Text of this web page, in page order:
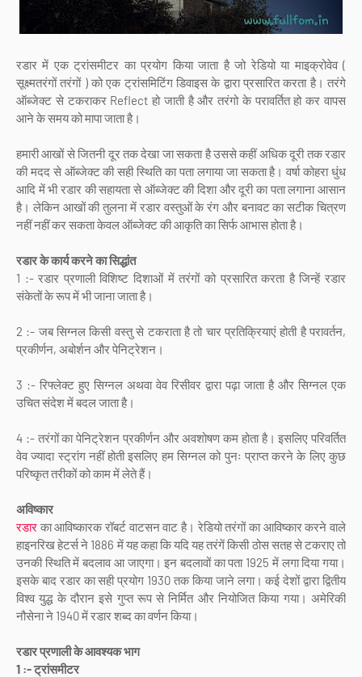
रडार में एक ट्रांसमीटर का प्रयोग किया जाता है जो रेडियो या माइक्रोवेव (
सूक्ष्मतरंगों तरंगों ) को एक ट्रांसमिटिंग डिवाइस के द्वारा प्रसारित करता है। तरंगे
ऑब्जेक्ट से टकराकर Reflect हो जाती है और तरंगो के परावर्तित हो कर वापस
आने के समय को मापा जाता है।
हमारी आखों से जितनी दूर तक देखा जा सकता है उससे कहीं अधिक दूरी तक रडार
की मदद से ऑब्जेक्ट की सही स्थिति का पता लगाया जा सकता है। वर्षा कोहरा धुंध
आदि में भी रडार की सहायता से ऑब्जेक्ट की दिशा और दूरी का पता लगाना आसान
है। लेकिन आखों की तुलना में रडार वस्तुओं के रंग और बनावट का सटीक चित्रण
नहीं नहीं कर सकता केवल ऑब्जेक्ट की आकृति का सिर्फ आभास होता है।
रडार के कार्य करने का सिद्धांत
1 :- रडार प्रणाली विशिष्ट दिशाओं में तरंगों को प्रसारित करता है जिन्हें रडार
संकेतों के रूप में भी जाना जाता है।
2 :- जब सिग्नल किसी वस्तु से टकराता है तो चार प्रतिक्रियाएं होती है परावर्तन,
प्रकीर्णन, अबोर्शन और पेनिट्रेशन।
3 :- रिफ्लेक्ट हुए सिग्नल अथवा वेव रिसीवर द्वारा पढ़ा जाता है और सिग्नल एक
उचित संदेश में बदल जाता है।
4 :- तरंगों का पेनिट्रेशन प्रकीर्णन और अवशोषण कम होता है। इसलिए परिवर्तित
वेव ज्यादा स्ट्रांग नहीं होती इसलिए हम सिग्नल को पुनः प्राप्त करने के लिए कुछ
परिष्कृत तरीकों को काम में लेते हैं।
अविष्कार
रडार का आविष्कारक रॉबर्ट वाटसन वाट है। रेडियो तरंगों का आविष्कार करने वाले
हाइनरिख हेटर्स ने 1886 में यह कहा कि यदि यह तरंगें किसी ठोस सतह से टकराए तो
उनकी स्थिति में बदलाव आ जाएगा। इन बदलावों का पता 1925 में लगा दिया गया।
इसके बाद रडार का सही प्रयोग 1930 तक किया जाने लगा। कई देशों द्वारा द्वितीय
विश्व युद्ध के दौरान इसे गुप्त रूप से निर्मित और नियोजित किया गया। अमेरिकी
नौसेना ने 1940 में रडार शब्द का वर्णन किया।
रडार प्रणाली के आवश्यक भाग
1 :- ट्रांसमीटर